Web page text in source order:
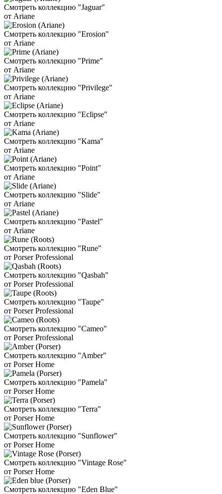
Смотреть коллекцию "Jaguar"
от Ariane
Смотреть коллекцию "Erosion"
от Ariane
Смотреть коллекцию "Prime"
от Ariane
Смотреть коллекцию "Privilege"
от Ariane
Смотреть коллекцию "Eclipse"
от Ariane
Смотреть коллекцию "Kama"
от Ariane
Смотреть коллекцию "Point"
от Ariane
Смотреть коллекцию "Slide"
от Ariane
Смотреть коллекцию "Pastel"
от Ariane
Смотреть коллекцию "Rune"
от Porser Professional
Смотреть коллекцию "Qasbah"
от Porser Professional
Смотреть коллекцию "Taupe"
от Porser Professional
Смотреть коллекцию "Cameo"
от Porser Professional
Смотреть коллекцию "Amber"
от Porser Home
Смотреть коллекцию "Pamela"
от Porser Home
Смотреть коллекцию "Terra"
от Porser Home
Смотреть коллекцию "Sunflower"
от Porser Home
Смотреть коллекцию "Vintage Rose"
от Porser Home
Смотреть коллекцию "Eden Blue"